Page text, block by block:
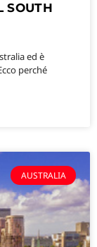
SOUTH
ed è
perché
AUSTRALIA